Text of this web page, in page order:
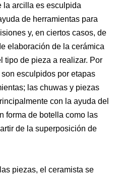
la arcilla es esculpida
de herramientas para
y, en ciertos casos, de
elaboración de la cerámica
tipo de pieza a realizar. Por
esculpidos por etapas
las chuwas y piezas
con la ayuda del
forma de botella como las
de la superposición de
piezas, el ceramista se